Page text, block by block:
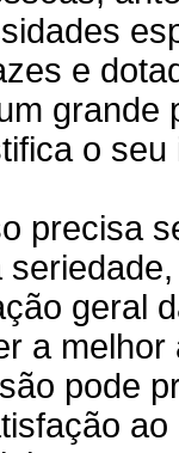
e
grande
o seu
precisa
geral
a
pode
ao